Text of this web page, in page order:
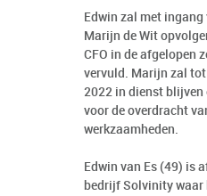
Edwin zal met
Marijn de Wit
CFO in de afgelopen
vervuld. Marijn zal
2022 in dienst blijven
voor de overdracht
werkzaamheden.
Edwin van Es (49) is
bedrijf Solvinity waar